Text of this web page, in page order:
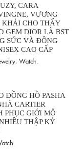
CARA
VƯƠNG
KHẢI CHO THẤY
GEM DIOR LÀ BST
SỨC VÀ ĐỒNG
CAO CẤP
, Watch
ĐỒNG HỒ PASHA
CARTIER
PHỤC GIỚI MỘ
THẬP KỶ